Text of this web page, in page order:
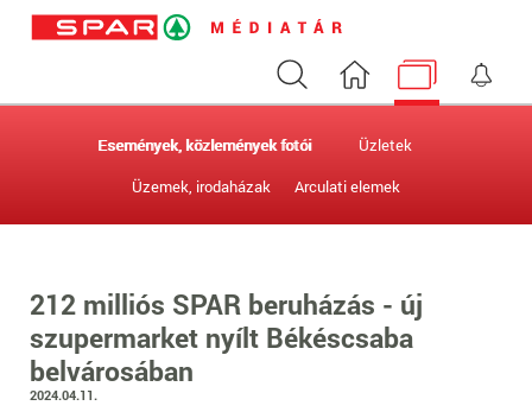
Keresés Nyitóoldal Médiatár
Események, közlemények fotói
Üzletek
Üzemek, irodaházak
Arculati elemek
212 milliós SPAR beruházás - új
szupermarket nyílt Békéscsaba
belvárosában
2024.04.11.